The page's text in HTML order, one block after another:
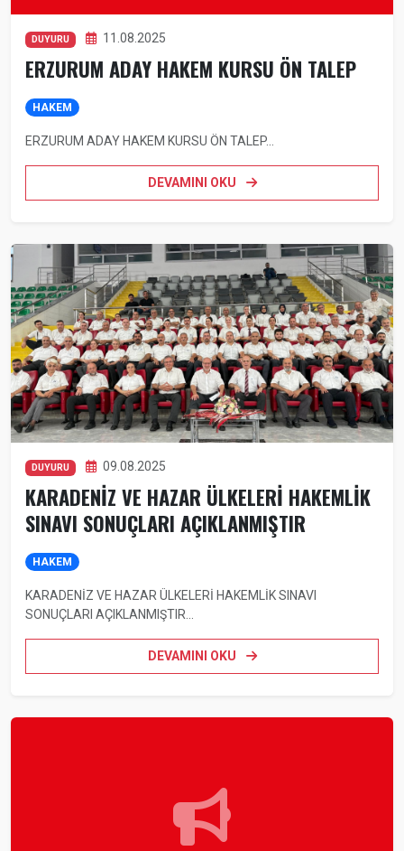
DUYURU 11.08.2025
ERZURUM ADAY HAKEM KURSU ÖN TALEP
HAKEM
ERZURUM ADAY HAKEM KURSU ÖN TALEP...
DEVAMINI OKU
DUYURU 09.08.2025
KARADENİZ VE HAZAR ÜLKELERİ HAKEMLİK
SINAVI SONUÇLARI AÇIKLANMIŞTIR
HAKEM
KARADENİZ VE HAZAR ÜLKELERİ HAKEMLİK SINAVI
SONUÇLARI AÇIKLANMIŞTIR...
DEVAMINI OKU